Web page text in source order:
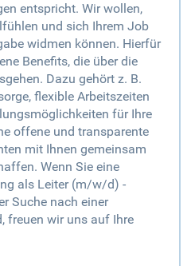
entspricht. Wir wollen,
und sich Ihrem Job
widmen können. Hierfür
Benefits, die über die
Dazu gehört z. B.
flexible Arbeitszeiten
für Ihre
offene und transparente
mit Ihnen gemeinsam
Wenn Sie eine
als Leiter (m/w/d) -
Suche nach einer
freuen wir uns auf Ihre